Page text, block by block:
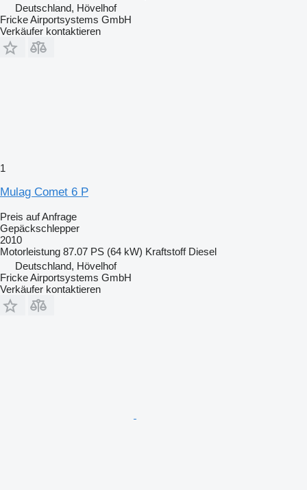
Deutschland, Hövelhof
Fricke Airportsystems GmbH
Verkäufer kontaktieren
1
Mulag Comet 6 P
Preis auf Anfrage
Gepäckschlepper
2010
Motorleistung 87.07 PS (64 kW) Kraftstoff Diesel
Deutschland, Hövelhof
Fricke Airportsystems GmbH
Verkäufer kontaktieren